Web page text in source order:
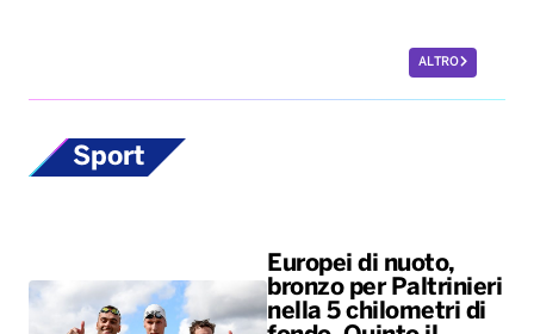
ALTRO
Sport
Europei di nuoto,
bronzo per Paltrinieri
nella 5 chilometri di